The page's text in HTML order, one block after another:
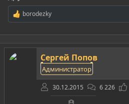
Р
е
а
ц
и
borodezky
Сергей Попов
Администратор
30.12.2015 6 226